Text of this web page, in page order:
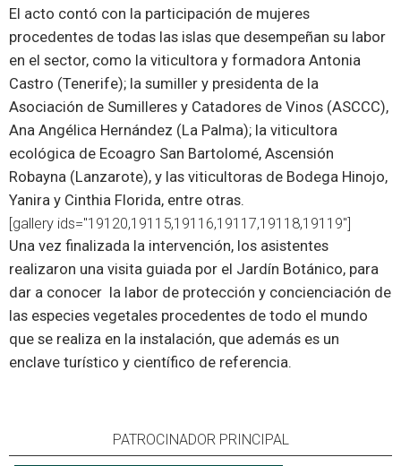
El acto contó con la participación de mujeres
procedentes de todas las islas que desempeñan su labor
en el sector, como la viticultora y formadora Antonia
Castro (Tenerife); la sumiller y presidenta de la
Asociación de Sumilleres y Catadores de Vinos (ASCCC),
Ana Angélica Hernández (La Palma); la viticultora
ecológica de Ecoagro San Bartolomé, Ascensión
Robayna (Lanzarote), y las viticultoras de Bodega Hinojo,
Yanira y Cinthia Florida, entre otras.
[gallery ids="19120,19115,19116,19117,19118,19119"]
Una vez finalizada la intervención, los asistentes
realizaron una visita guiada por el Jardín Botánico, para
dar a conocer la labor de protección y concienciación de
las especies vegetales procedentes de todo el mundo
que se realiza en la instalación, que además es un
enclave turístico y científico de referencia.
PATROCINADOR PRINCIPAL